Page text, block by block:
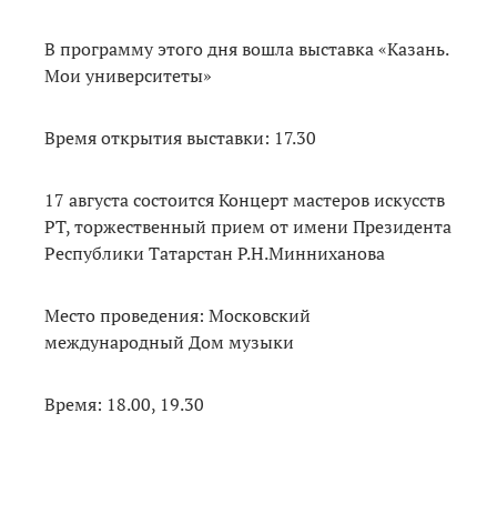
В программу этого дня вошла выставка «Казань.
Мои университеты»
Время открытия выставки: 17.30
17 августа состоится Концерт мастеров искусств
РТ, торжественный прием от имени Президента
Республики Татарстан Р.Н.Минниханова
Место проведения: Московский
международный Дом музыки
Время: 18.00, 19.30